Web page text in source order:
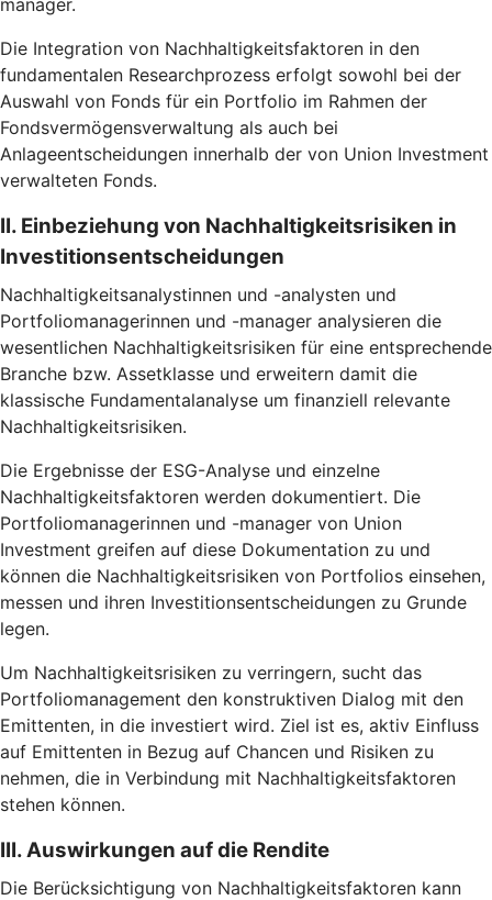
manager.
Die Integration von Nachhaltigkeitsfaktoren in den
fundamentalen Researchprozess erfolgt sowohl bei der
Auswahl von Fonds für ein Portfolio im Rahmen der
Fondsvermögensverwaltung als auch bei
Anlageentscheidungen innerhalb der von Union Investment
verwalteten Fonds.
II. Einbeziehung von Nachhaltigkeitsrisiken in
Investitionsentscheidungen
Nachhaltigkeitsanalystinnen und -analysten und
Portfoliomanagerinnen und -manager analysieren die
wesentlichen Nachhaltigkeitsrisiken für eine entsprechende
Branche bzw. Assetklasse und erweitern damit die
klassische Fundamentalanalyse um finanziell relevante
Nachhaltigkeitsrisiken.
Die Ergebnisse der ESG-Analyse und einzelne
Nachhaltigkeitsfaktoren werden dokumentiert. Die
Portfoliomanagerinnen und -manager von Union
Investment greifen auf diese Dokumentation zu und
können die Nachhaltigkeitsrisiken von Portfolios einsehen,
messen und ihren Investitionsentscheidungen zu Grunde
legen.
Um Nachhaltigkeitsrisiken zu verringern, sucht das
Portfoliomanagement den konstruktiven Dialog mit den
Emittenten, in die investiert wird. Ziel ist es, aktiv Einfluss
auf Emittenten in Bezug auf Chancen und Risiken zu
nehmen, die in Verbindung mit Nachhaltigkeitsfaktoren
stehen können.
III. Auswirkungen auf die Rendite
Die Berücksichtigung von Nachhaltigkeitsfaktoren kann